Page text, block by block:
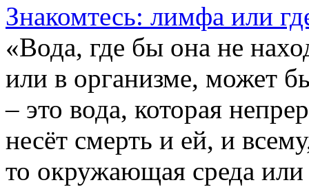
Знакомтесь: лимфа или
«Вода, где бы она не
или в организме, может
– это вода, которая
несёт смерть и ей, и
то окружающая среда или